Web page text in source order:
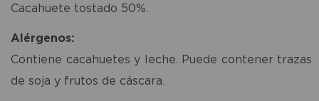
Cacahuete tostado 50%.
Alérgenos:
Contiene cacahuetes y leche. Puede contener trazas
de soja y frutos de cáscara.